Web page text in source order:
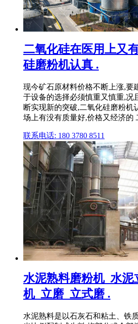
二氧化硅在医用上又
硅磨粉机认真 .
现今矿石原材料价格不断上涨,要
于设备的选择必须慎重又慎重,况
断实现新的突破,二氧化硅磨粉机
场上有没有质量好,价格又经济的
联系电话: 180 3780 8511
水泥熟料磨粉机_水泥
机_立磨_立式磨 .
水泥熟料是以石灰石和粘土、铁